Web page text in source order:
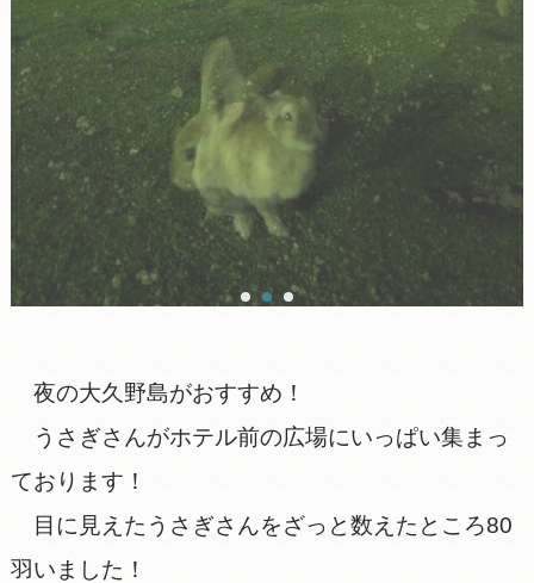
夜の大久野島がおすすめ！
うさぎさんがホテル前の広場にいっぱい集まっ
ております！
目に見えたうさぎさんをざっと数えたところ80
羽いました！